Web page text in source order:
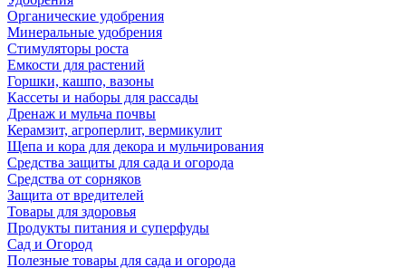
Органические удобрения
Минеральные удобрения
Стимуляторы роста
Емкости для растений
Горшки, кашпо, вазоны
Кассеты и наборы для рассады
Дренаж и мульча почвы
Керамзит, агроперлит, вермикулит
Щепа и кора для декора и мульчирования
Средства защиты для сада и огорода
Средства от сорняков
Защита от вредителей
Товары для здоровья
Продукты питания и суперфуды
Сад и Огород
Полезные товары для сада и огорода